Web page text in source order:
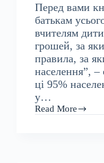
Перед вами
батькам
вчителям
грошей, за
правила, за
населення”, –
ці 95%
у…
Read More
Роберт